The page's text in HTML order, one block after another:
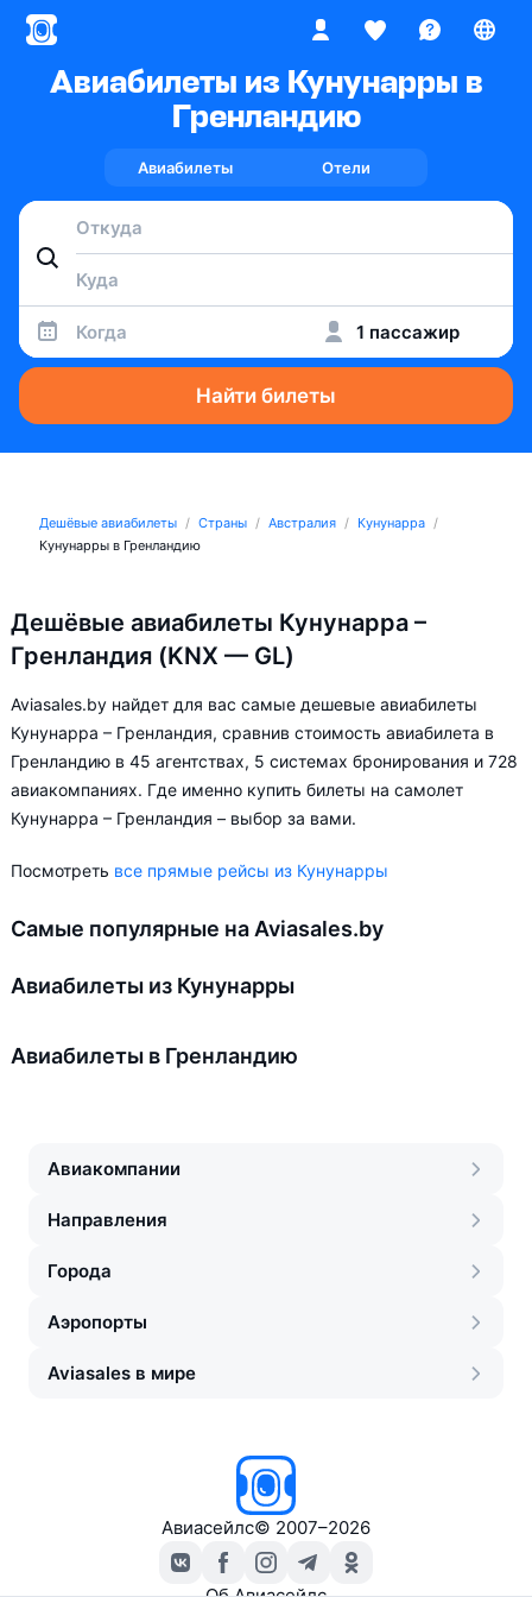
Авиабилеты из Кунунарры в
Гренландию
Авиабилеты Отели
Когда 1 пассажир
Найти билеты
Дешёвые авиабилеты Страны Австралия
Кунунарра
Кунунарры в Гренландию
Дешёвые авиабилеты Кунунарра –
Гренландия (KNX — GL)
Aviasales.by найдет для вас самые дешевые авиабилеты
Кунунарра – Гренландия, сравнив стоимость авиабилета в
Гренландию в 45 агентствах, 5 системах бронирования и 728
авиакомпаниях. Где именно купить билеты на самолет
Кунунарра – Гренландия – выбор за вами.
Посмотреть все прямые рейсы из Кунунарры
Самые популярные на Aviasales.by
Авиабилеты из Кунунарры
Авиабилеты в Гренландию
Авиакомпании
Направления
Города
Аэропорты
Aviasales в мире
Авиасейлс© 2007–2026